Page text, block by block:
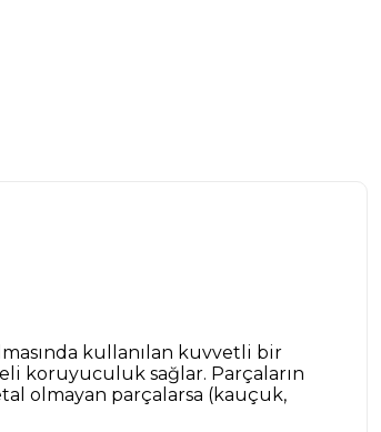
kullanılan kuvvetli bir
koruyuculuk sağlar. Parçaların
olmayan parçalarsa (kauçuk,